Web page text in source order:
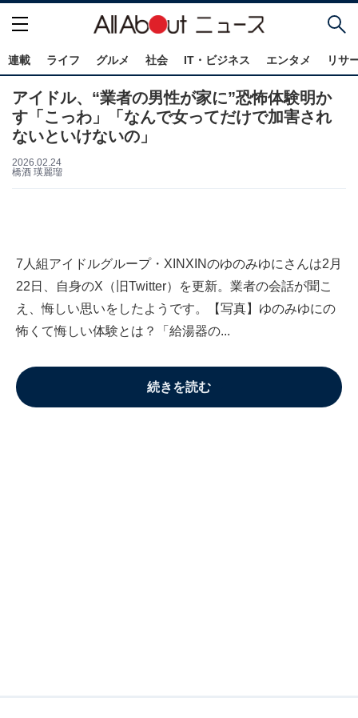
連載 ライフ グルメ 社会 IT・ビジネス エンタメ リサ
アイドル、“業者の男性が家に”恐怖体験明か
す「こっわ」「なんで女ってだけで加害され
ないといけないの」
2026.02.24
橋酒 瑛麗瑠
7人組アイドルグループ・XINXINのゆのみゆにさんは2月
22日、自身のX（旧Twitter）を更新。業者の会話が聞こ
え、悔しい思いをしたようです。【写真】ゆのみゆにの
怖くて悔しい体験とは？「給湯器の...
続きを読む